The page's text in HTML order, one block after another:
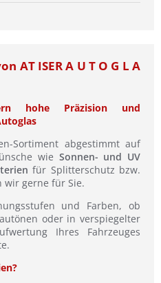
AT ISER A U T O G L A
hohe Präzision und
Sortiment abgestimmt auf
wie Sonnen- und UV
für Splitterschutz bzw.
gerne für Sie.
und Farben, ob
oder in verspiegelter
Ihres Fahrzeuges